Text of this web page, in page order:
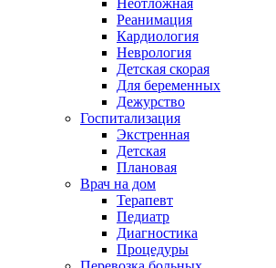
Неотложная
Реанимация
Кардиология
Неврология
Детская скорая
Для беременных
Дежурство
Госпитализация
Экстренная
Детская
Плановая
Врач на дом
Терапевт
Педиатр
Диагностика
Процедуры